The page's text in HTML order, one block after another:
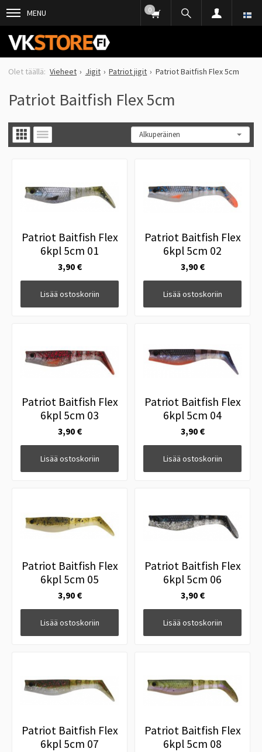
MENU 0
Vieheet Jigit Patriot jigit Patriot Baitfish Flex 5cm
Patriot Baitfish Flex 5cm
Patriot Baitfish Flex
6kpl 5cm 01
3,90 €
Lisää ostoskoriin
Patriot Baitfish Flex
6kpl 5cm 02
3,90 €
Lisää ostoskoriin
Patriot Baitfish Flex
6kpl 5cm 03
3,90 €
Lisää ostoskoriin
Patriot Baitfish Flex
6kpl 5cm 04
3,90 €
Lisää ostoskoriin
Patriot Baitfish Flex
6kpl 5cm 05
3,90 €
Lisää ostoskoriin
Patriot Baitfish Flex
6kpl 5cm 06
3,90 €
Lisää ostoskoriin
Patriot Baitfish Flex
6kpl 5cm 07
Patriot Baitfish Flex
6kpl 5cm 08